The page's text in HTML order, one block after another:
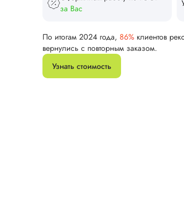
за Вас
По итогам 2024 года, 86% клиентов
вернулись с повторным заказом.
Узнать стоимость